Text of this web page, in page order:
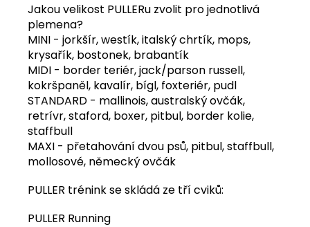
Jakou velikost PULLERu zvolit pro jednotlivá
plemena?
MINI - jorkšír, westík, italský chrtík, mops,
krysařík, bostonek, brabantík
MIDI - border teriér, jack/parson russell,
kokršpaněl, kavalír, bígl, foxteriér, pudl
STANDARD - mallinois, australský ovčák,
retrívr, staford, boxer, pitbul, border kolie,
staffbull
MAXI - přetahování dvou psů, pitbul, staffbull,
mollosové, německý ovčák
PULLER trénink se skládá ze tří cviků:
PULLER Running